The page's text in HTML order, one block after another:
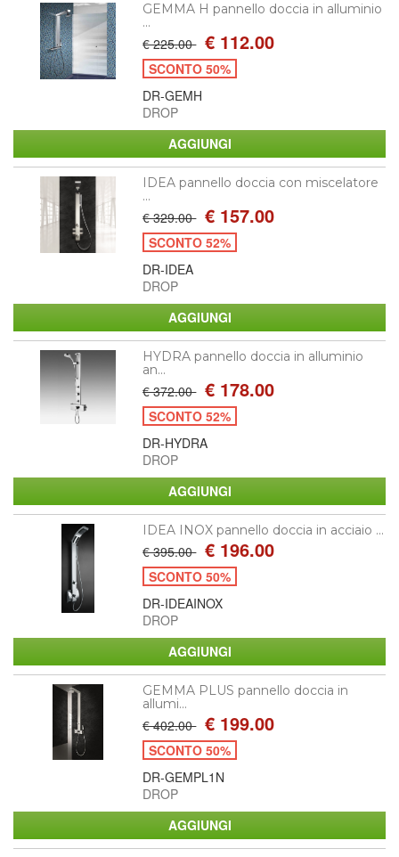
GEMMA H pannello doccia in alluminio
...
€ 225.00 € 112.00
SCONTO 50%
DR-GEMH
DROP
IDEA pannello doccia con miscelatore
...
€ 329.00 € 157.00
SCONTO 52%
DR-IDEA
DROP
HYDRA pannello doccia in alluminio
an...
€ 372.00 € 178.00
SCONTO 52%
DR-HYDRA
DROP
IDEA INOX pannello doccia in acciaio ...
€ 395.00 € 196.00
SCONTO 50%
DR-IDEAINOX
DROP
GEMMA PLUS pannello doccia in
allumi...
€ 402.00 € 199.00
SCONTO 50%
DR-GEMPL1N
DROP